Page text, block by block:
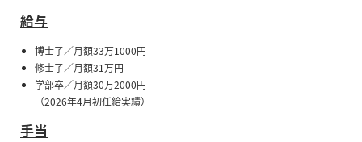
給与
博士了／月額33万1000円
修士了／月額31万円
学部卒／月額30万2000円
（2026年4月初任給実績）
手当